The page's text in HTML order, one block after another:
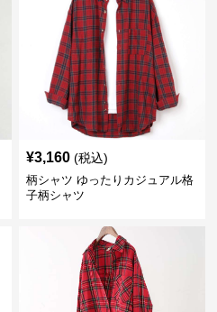
¥3,160 (税込)
柄シャツ ゆったりカジュアル格
子柄シャツ